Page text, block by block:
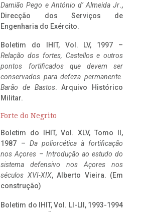
Damião Pego e António d’ Almeida Jr.,
Direcção dos Serviços de
Engenharia do Exército.
Boletim do IHIT, Vol. LV, 1997 –
Relação dos fortes, Castellos e outros
pontos fortificados que devem ser
conservados para defeza permanente.
Barão de Bastos. Arquivo Histórico
Militar.
Forte do Negrito
Boletim do IHIT, Vol. XLV, Tomo II,
1987 – Da poliorcética à fortificação
nos Açores – Introdução ao estudo do
sistema defensivo nos Açores nos
séculos XVI-XIX, Alberto Vieira. (Em
construção)
Boletim do IHIT, Vol. LI-LII, 1993-1994